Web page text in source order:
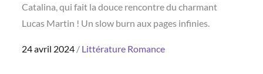
Catalina, qui fait la douce rencontre du charmant
Lucas Martin ! Un slow burn aux pages infinies.
Posted
24 avril 2024 Littérature Romance